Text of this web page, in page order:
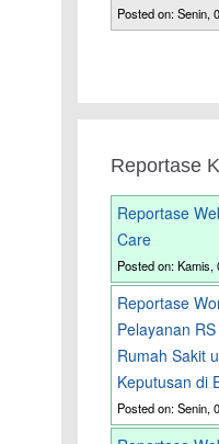
Posted on: Senin,
Reportase
Reportase
Care
Posted on: Kamis,
Reportase
Pelayanan
Rumah Sakit
Keputusan di
Posted on: Senin,